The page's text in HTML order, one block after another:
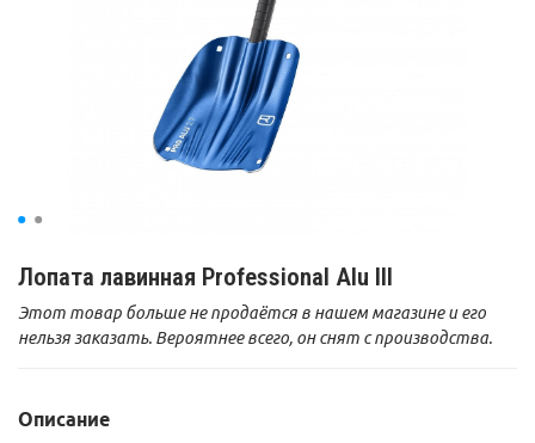
Лопата лавинная Professional Alu III
Этот товар больше не продаётся в нашем магазине и его
нельзя заказать. Вероятнее всего, он снят с производства.
Описание